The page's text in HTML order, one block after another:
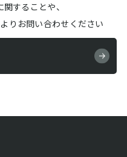
することや、
りお問い合わせください